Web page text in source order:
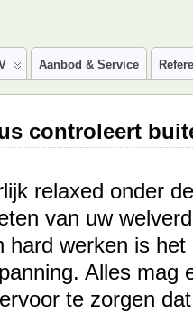
Aanbod & Service
controleert
relaxed onder
van uw
hard werken is
Alles
te zorgen